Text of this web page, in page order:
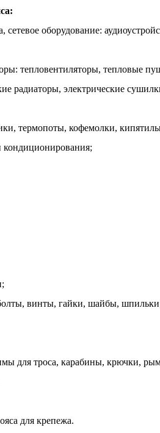
сетевое оборудование:
тепловентиляторы, тепловые
радиаторы, электрические
термопоты, кофемолки,
винты, гайки, шайбы,
для троса, карабины, крючки,
для крепежа.